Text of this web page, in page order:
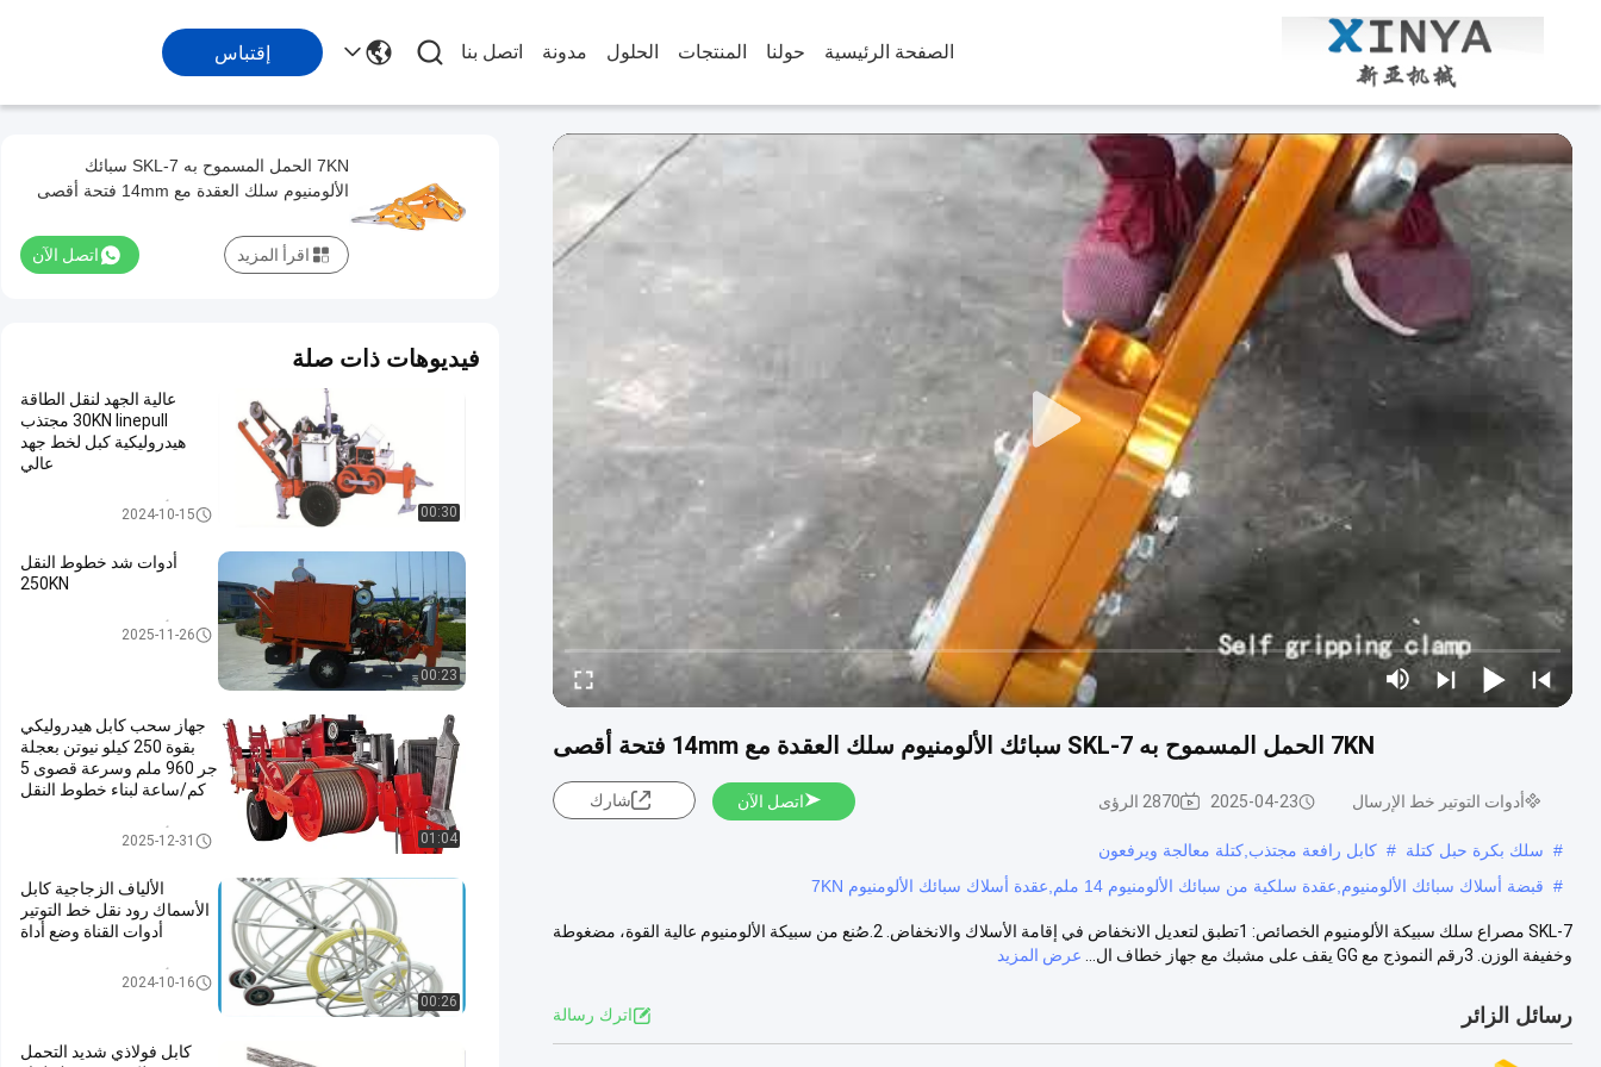
الصفحة الرئيسية حولنا المنتجات الحلول مدونة اتصل بنا إقتباس
7KN الحمل المسموح به SKL-7 سبائك الألومنيوم سلك العقدة مع 14mm فتحة أقصى
أدوات التوتير خط الإرسال 2025-04-23 2870 الرؤى اتصل الآن شارك
# سلك بكرة حبل كتلة # كابل رافعة مجتذب,كتلة معالجة ويرفعون
# قبضة أسلاك سبائك الألومنيوم,عقدة سلكية من سبائك الألومنيوم 14 ملم,عقدة أسلاك سبائك الألومنيوم 7KN
SKL-7 مصراع سلك سبيكة الألومنيوم الخصائص: 1تطبق لتعديل الانخفاض في إقامة الأسلاك والانخفاض. 2.صُنع من سبيكة الألومنيوم عالية القوة، مضغوطة
وخفيفة الوزن. 3رقم النموذج مع GG يقف على مشبك مع جهاز خطاف ال...
عرض المزيد
رسائل الزائر اترك رسالة
7KN الحمل المسموح به SKL-7 سبائك
الألومنيوم سلك العقدة مع 14mm فتحة أقصى
اتصل الآن اقرأ المزيد
فيديوهات ذات صلة
00:30
عالية الجهد لنقل الطاقة
30KN linepull مجتذب
هيدروليكية كبل لخط جهد
عالي
أدوات التوتير خط الإرسال
2024-10-15
00:23
أدوات شد خطوط النقل
250KN
أدوات التوتير خط الإرسال
2025-11-26
01:04
جهاز سحب كابل هيدروليكي
بقوة 250 كيلو نيوتن بعجلة
جر 960 ملم وسرعة قصوى 5
كم/ساعة لبناء خطوط النقل
أدوات التوتير خط الإرسال
2025-12-31
00:26
الألياف الزجاجية كابل
الأسماك رود نقل خط التوتير
أدوات القناة وضع أداة
أدوات التوتير خط الإرسال
2024-10-16
كابل فولاذي شديد التحمل